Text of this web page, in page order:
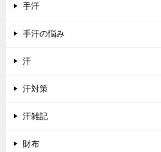
手汗
手汗の悩み
汗
汗対策
汗雑記
財布